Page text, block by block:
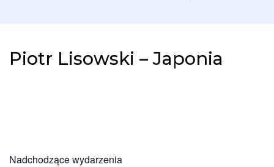
Piotr Lisowski – Japonia
Nadchodzące wydarzenia